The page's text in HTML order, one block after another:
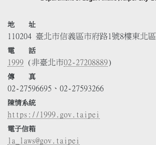
地 址
110204 臺北市信義區市府路1號8樓東北區
電 話
1999 (非臺北市02-27208889)
傳 真
02-27596695、02-27593266
陳情系統
https://1999.gov.taipei
電子信箱
la_laws@gov.taipei